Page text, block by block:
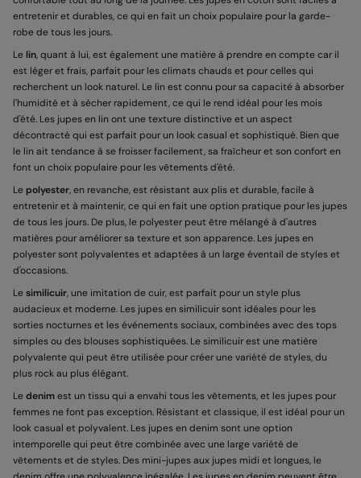
entretenir et durables, ce qui en fait un choix populaire pour la garde-
robe de tous les jours.
Lelin, quant à lui, est également une matière à prendre en compte car il
est léger et frais, parfait pour les climats chauds et pour celles qui
recherchent un look naturel. Le lin est connu pour sa capacité à absorber
l'humidité et à sécher rapidement, ce qui le rend idéal pour les mois
d'été. Les jupes en lin ont une texture distinctive et un aspect
décontracté qui est parfait pour un look casual et sophistiqué. Bien que
le lin ait tendance à se froisser facilement, sa fraîcheur et son confort en
font un choix populaire pour les vêtements d'été.
Lepolyester, en revanche, est résistant aux plis et durable, facile à
entretenir et à maintenir, ce qui en fait une option pratique pour les jupes
de tous les jours. De plus, le polyester peut être mélangé à d'autres
matières pour améliorer sa texture et son apparence. Les jupes en
polyester sont polyvalentes et adaptées à un large éventail de styles et
d'occasions.
Lesimilicuir, une imitation de cuir, est parfait pour un style plus
audacieux et moderne. Les jupes en similicuir sont idéales pour les
sorties nocturnes et les événements sociaux, combinées avec des tops
simples ou des blouses sophistiquées. Le similicuir est une matière
polyvalente qui peut être utilisée pour créer une variété de styles, du
plus rock au plus élégant.
Ledenimest un tissu qui a envahi tous les vêtements, et les jupes pour
femmes ne font pas exception. Résistant et classique, il est idéal pour un
look casual et polyvalent. Les jupes en denim sont une option
intemporelle qui peut être combinée avec une large variété de
vêtements et de styles. Des mini-jupes aux jupes midi et longues, le